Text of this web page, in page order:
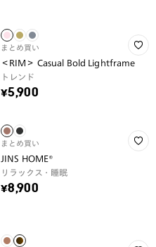
まとめ買い
＜RIM＞ Casual Bold Lightframe
トレンド
¥5,900
まとめ買い
JINS HOME®
リラックス・睡眠
¥8,900